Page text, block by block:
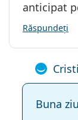
anticipat
Răspundeți
Buna